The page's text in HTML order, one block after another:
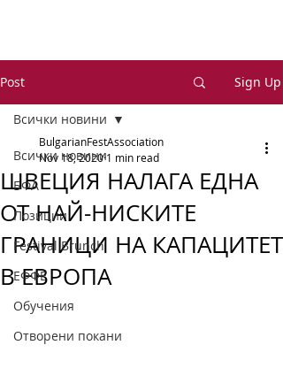
Post Sign Up
Всички новини
БФА
Позиции
Festival Brunch
ЕФФЕ
Обучения
Отворени покани
Всички новини
ШВЕЦИЯ НАЛАГА ЕДНА
ОТ НАЙ-НИСКИТЕ
ГРАНИЦИ НА КАПАЦИТЕТ
В ЕВРОПА
BulgarianFestAssociation
Nov 18, 2020 1 min read